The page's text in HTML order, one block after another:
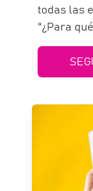
todas las
"¿Para